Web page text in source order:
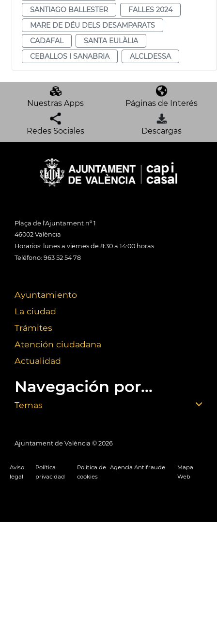
SANTIAGO BALLESTER
FALLES 2024
MARE DE DÉU DELS DESAMPARATS
CADAFAL
SANTA EULÀLIA
CEBALLOS I SANABRIA
ALCLDESSA
Nuestras Apps Páginas de Interés
Redes Sociales Descargas
Plaça de l'Ajuntament nº 1
46002 València
Horarios: lunes a viernes de 8:30 a 14:00 horas
Teléfono: 963 52 54 78
Ayuntamiento
La ciudad
Trámites
Atención ciudadana
Actualidad
Navegación por...
Temas
Ajuntament de València © 2026
Aviso
legal
Política
privacidad
Política de
cookies
Agencia Antifraude
Mapa
Web